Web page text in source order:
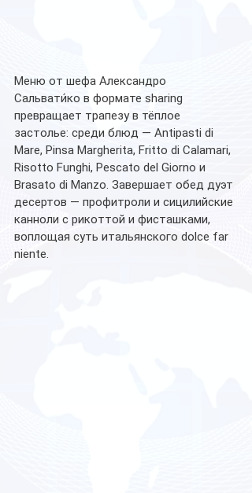
Меню от шефа Александро
Сальвати́ко в формате sharing
превращает трапезу в тёплое
застолье: среди блюд — Antipasti di
Mare, Pinsa Margherita, Fritto di Calamari,
Risotto Funghi, Pescato del Giorno и
Brasato di Manzo. Завершает обед дуэт
десертов — профитроли и сицилийские
канноли с рикоттой и фисташками,
воплощая суть итальянского dolce far
niente.